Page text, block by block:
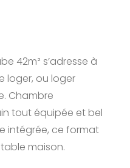
42m² s’adresse à
loger, ou loger
Chambre
tout équipée et bel
intégrée, ce format
maison.